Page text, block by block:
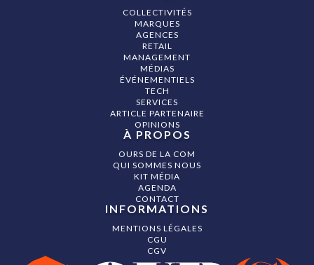
COLLECTIVITÉS
MARQUES
AGENCES
RETAIL
MANAGEMENT
MÉDIAS
ÉVÉNEMENTIELS
TECH
SERVICES
ARTICLE PARTENAIRE
OPINIONS
À PROPOS
OURS DE LA COM
QUI SOMMES NOUS
KIT MÉDIA
AGENDA
CONTACT
INFORMATIONS
MENTIONS LÉGALES
CGU
CGV